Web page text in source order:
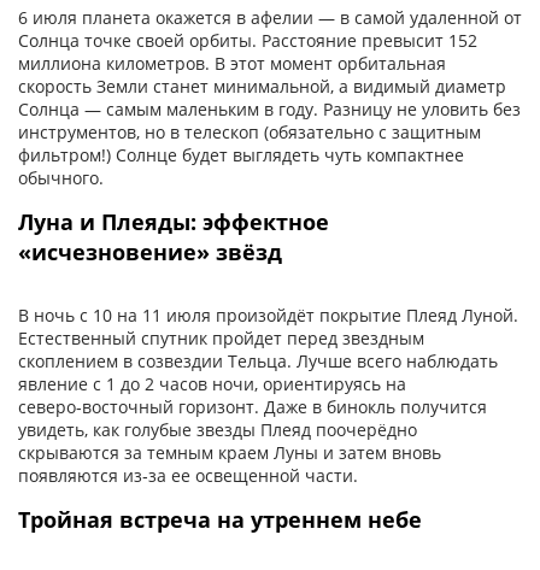
6 июля планета окажется в афелии — в самой удаленной от
Солнца точке своей орбиты. Расстояние превысит 152
миллиона километров. В этот момент орбитальная
скорость Земли станет минимальной, а видимый диаметр
Солнца — самым маленьким в году. Разницу не уловить без
инструментов, но в телескоп (обязательно с защитным
фильтром!) Солнце будет выглядеть чуть компактнее
обычного.
Луна и Плеяды: эффектное
«исчезновение» звёзд
В ночь с 10 на 11 июля произойдёт покрытие Плеяд Луной.
Естественный спутник пройдет перед звездным
скоплением в созвездии Тельца. Лучше всего наблюдать
явление с 1 до 2 часов ночи, ориентируясь на
северо‑восточный горизонт. Даже в бинокль получится
увидеть, как голубые звезды Плеяд поочерёдно
скрываются за темным краем Луны и затем вновь
появляются из‑за ее освещенной части.
Тройная встреча на утреннем небе